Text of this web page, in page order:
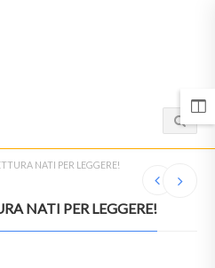
NATI PER LEGGERE!
NATI PER LEGGERE!